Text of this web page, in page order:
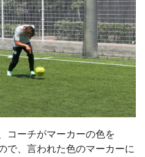
コーチがマーカーの色を
で、言われた色のマーカーに